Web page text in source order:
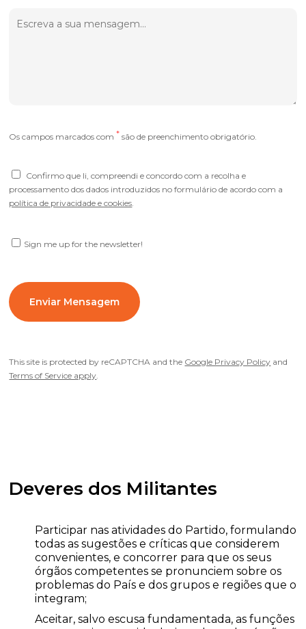
Os campos marcados com * são de preenchimento obrigatório.
Confirmo que li, compreendi e concordo com a recolha e
processamento dos dados introduzidos no formulário de acordo com a
política de privacidade e cookies.
Sign me up for the newsletter!
This site is protected by reCAPTCHA and the Google Privacy Policy and
Terms of Service apply.
Deveres dos Militantes
Participar nas atividades do Partido, formulando
todas as sugestões e críticas que considerem
convenientes, e concorrer para que os seus
órgãos competentes se pronunciem sobre os
problemas do País e dos grupos e regiões que o
integram;
Aceitar, salvo escusa fundamentada, as funções